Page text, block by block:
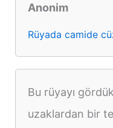
Anonim
Rüyada camide
Bu rüyayı
uzaklardan bir